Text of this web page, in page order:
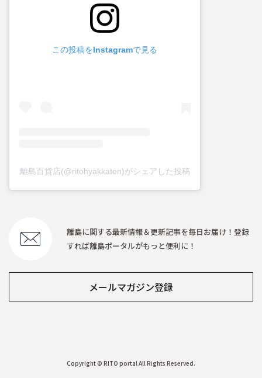
この投稿をInstagramで見る
離島百貨店(@ritohyakkaten)がシェアした投稿
離島に関する最新情報＆更新記事を毎日お届け！登録
すれば離島ポータルがもっと便利に！
メールマガジン登録
Copyright © RITO portal All Rights Reserved.